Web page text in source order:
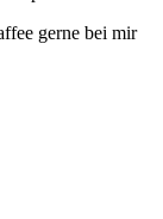
gerne bei mir